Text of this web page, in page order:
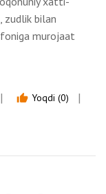
zudlik bilan
murojaat
thumb_up Yoqdi (0)